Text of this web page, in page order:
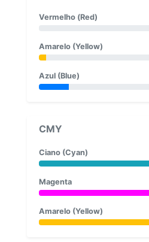
Vermelho (Red)
Amarelo (Yellow)
Azul (Blue)
CMY
Ciano (Cyan)
Magenta
Amarelo (Yellow)